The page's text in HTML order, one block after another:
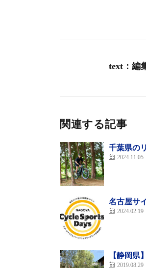
美しい景色を見ながら
紅葉に染まる那須岳の
の静かな森や高原スイ
text：
関連する記事
千葉県の
2024.11.05
名古屋サ
2024.02.19
【静岡県
2019.08.29